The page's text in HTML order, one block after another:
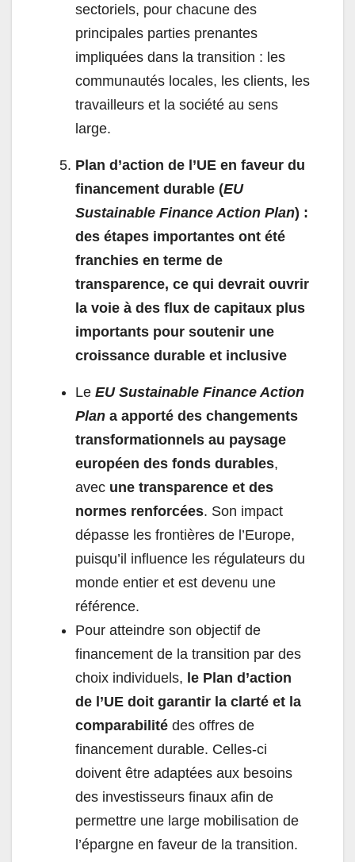
sectoriels, pour chacune des
principales parties prenantes
impliquées dans la transition : les
communautés locales, les clients, les
travailleurs et la société au sens
large.
Plan d’action de l’UE en faveur du
financement durable (EU
Sustainable Finance Action Plan) :
des étapes importantes ont été
franchies en terme de
transparence, ce qui devrait ouvrir
la voie à des flux de capitaux plus
importants pour soutenir une
croissance durable et inclusive
Le EU Sustainable Finance Action
Plan a apporté des changements
transformationnels au paysage
européen des fonds durables,
avec une transparence et des
normes renforcées. Son impact
dépasse les frontières de l’Europe,
puisqu’il influence les régulateurs du
monde entier et est devenu une
référence.
Pour atteindre son objectif de
financement de la transition par des
choix individuels, le Plan d’action
de l’UE doit garantir la clarté et la
comparabilité des offres de
financement durable. Celles-ci
doivent être adaptées aux besoins
des investisseurs finaux afin de
permettre une large mobilisation de
l’épargne en faveur de la transition.